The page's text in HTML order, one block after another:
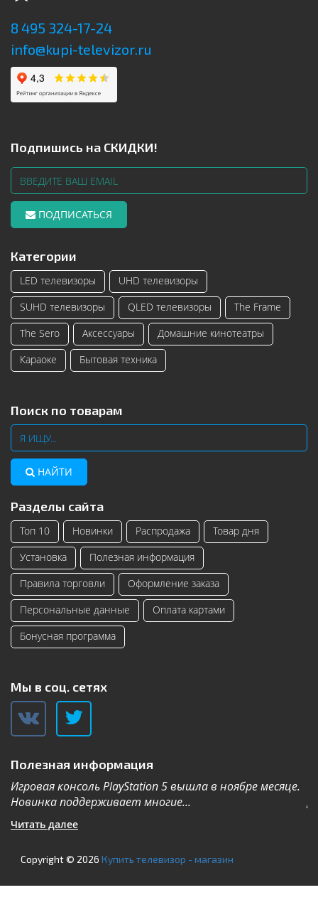
8 495 324-17-24
info@kupi-televizor.ru
Подпишись на СКИДКИ!
ПОДПИСАТЬСЯ
Категории
LED телевизоры
UHD телевизоры
SUHD телевизоры
QLED телевизоры
The Frame
The Sero
Аксессуары
Домашние кинотеатры
Караоке
Бытовая техника
Поиск по товарам
НАЙТИ
Разделы сайта
Топ 10 Новинки Распродажа
Товар дня
Установка
Полезная информация
Правила торговли
Оформление заказа
Персональные данные
Оплата картами
Бонусная программа
Мы в соц. сетях
Полезная информация
Игровая консоль PlayStation 5 вышла в ноябре месяце.
Новинка поддерживает многие...
Читать далее
Copyright © 2026 Купить телевизор - магазин